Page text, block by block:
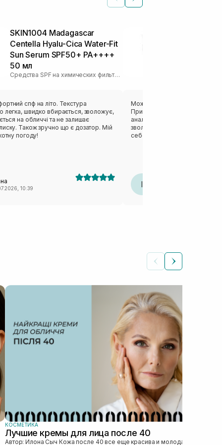
SKIN1004 Madagascar
Centella Hyalu-Cica Water-Fit
Sun Serum SPF50+ PA++++
50 мл
Средства SPF на химических фильтрах
спф на літо. Текстура
легка, швидко вбирається, зволожує,
на обличчі та не залишає
Також зручно що є дозатор. Мій
погоду!
10:39
Можу співати оди кохання
Приємна молочкова текстура
аналогом Needly), надає шкірі
зволоження,потім макіяж
себопрофіцитну шкіру, СПФ
І
КОСМЕТИКА
Лучшие кремы для лица после 40
Автор: Илона Сыч Кожа после 40 все еще красива и молода, просто